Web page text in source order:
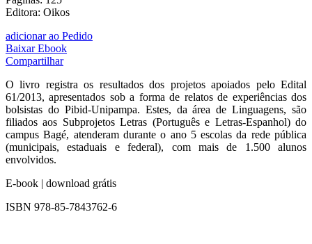
Editora: Oikos
adicionar ao Pedido
Baixar Ebook
Compartilhar
O livro registra os resultados dos projetos apoiados pelo Edital
61/2013, apresentados sob a forma de relatos de experiências dos
bolsistas do Pibid-Unipampa. Estes, da área de Linguagens, são
filiados aos Subprojetos Letras (Português e Letras-Espanhol) do
campus Bagé, atenderam durante o ano 5 escolas da rede pública
(municipais, estaduais e federal), com mais de 1.500 alunos
envolvidos.
E-book | download grátis
ISBN 978-85-7843762-6